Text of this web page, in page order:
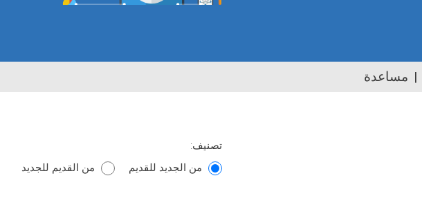
مساعدة
تصنيف:
من الجديد للقديم
من القديم للجديد